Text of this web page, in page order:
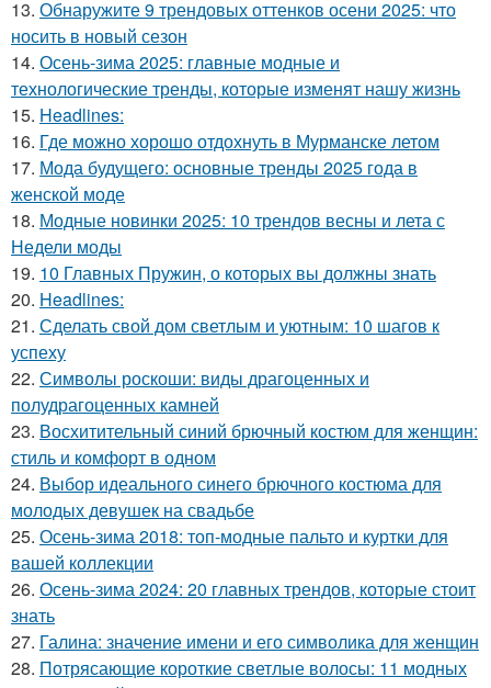
13. Обнаружите 9 трендовых оттенков осени 2025: что
носить в новый сезон
14. Осень-зима 2025: главные модные и
технологические тренды, которые изменят нашу жизнь
15. Headlines:
16. Где можно хорошо отдохнуть в Мурманске летом
17. Мода будущего: основные тренды 2025 года в
женской моде
18. Модные новинки 2025: 10 трендов весны и лета с
Недели моды
19. 10 Главных Пружин, о которых вы должны знать
20. Headlines:
21. Сделать свой дом светлым и уютным: 10 шагов к
успеху
22. Символы роскоши: виды драгоценных и
полудрагоценных камней
23. Восхитительный синий брючный костюм для женщин:
стиль и комфорт в одном
24. Выбор идеального синего брючного костюма для
молодых девушек на свадьбе
25. Осень-зима 2018: топ-модные пальто и куртки для
вашей коллекции
26. Осень-зима 2024: 20 главных трендов, которые стоит
знать
27. Галина: значение имени и его символика для женщин
28. Потрясающие короткие светлые волосы: 11 модных